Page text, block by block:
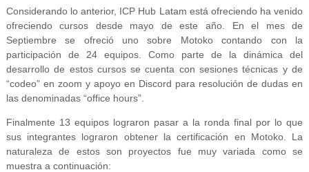
Considerando lo anterior, ICP Hub Latam está ofreciendo ha venido
ofreciendo cursos desde mayo de este año. En el mes de
Septiembre se ofreció uno sobre Motoko contando con la
participación de 24 equipos. Como parte de la dinámica del
desarrollo de estos cursos se cuenta con sesiones técnicas y de
“codeo” en zoom y apoyo en Discord para resolución de dudas en
las denominadas “office hours”.
Finalmente 13 equipos lograron pasar a la ronda final por lo que
sus integrantes lograron obtener la certificación en Motoko. La
naturaleza de estos son proyectos fue muy variada como se
muestra a continuación: